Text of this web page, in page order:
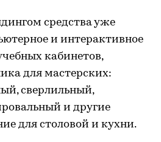
средства уже
и интерактивное
кабинетов,
для мастерских:
сверлильный,
и другие
для столовой и кухни.